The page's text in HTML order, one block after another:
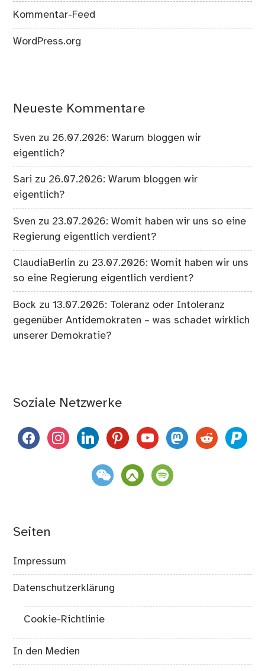
Kommentar-Feed
WordPress.org
Neueste Kommentare
Sven zu 26.07.2026: Warum bloggen wir
eigentlich?
Sari zu 26.07.2026: Warum bloggen wir
eigentlich?
Sven zu 23.07.2026: Womit haben wir uns so eine
Regierung eigentlich verdient?
ClaudiaBerlin zu 23.07.2026: Womit haben wir uns
so eine Regierung eigentlich verdient?
Bock zu13.07.2026: Toleranz oder Intoleranz
gegenüber Antidemokraten – was schadet wirklich
unserer Demokratie?
Soziale Netzwerke
facebookinstagramlinkedinpinterestyoutubemastodon
reddit paypal
weixin komootspotify
Seiten
Impressum
Datenschutzerklärung
Cookie-Richtlinie
In den Medien